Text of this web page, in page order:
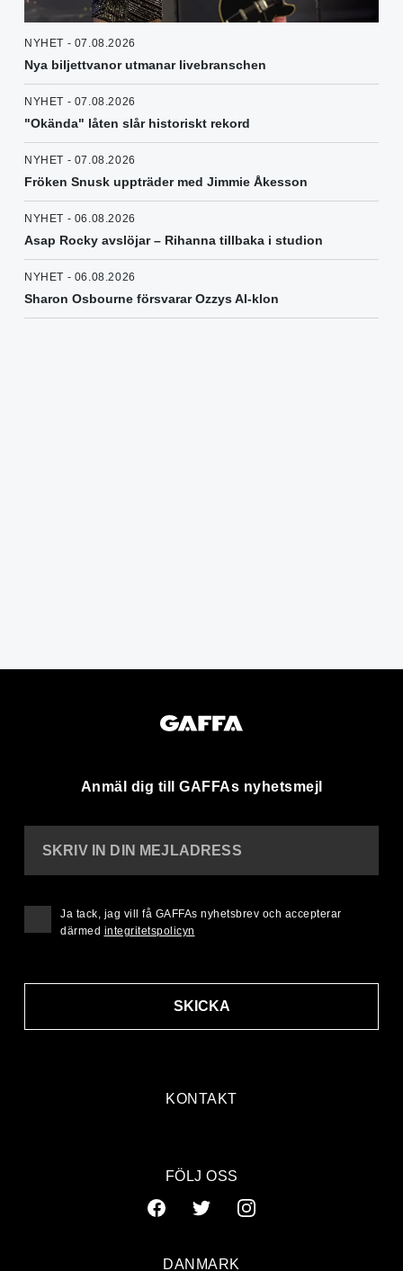
NYHET - 07.08.2026
Nya biljettvanor utmanar livebranschen
NYHET - 07.08.2026
"Okända" låten slår historiskt rekord
NYHET - 07.08.2026
Fröken Snusk uppträder med Jimmie Åkesson
NYHET - 06.08.2026
Asap Rocky avslöjar – Rihanna tillbaka i studion
NYHET - 06.08.2026
Sharon Osbourne försvarar Ozzys AI-klon
Anmäl dig till GAFFAs nyhetsmejl
KONTAKT
SKRIV IN DIN MEJLADRESS
SKICKA
Ja tack, jag vill få GAFFAs nyhetsbrev och accepterar
därmed integritetspolicyn
FÖLJ OSS
DANMARK